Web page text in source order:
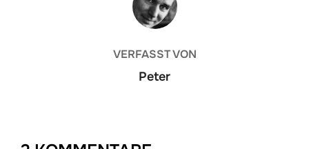
VERFASST VON
Peter